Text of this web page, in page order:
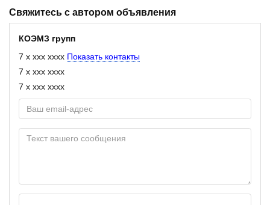
Свяжитесь с автором объявления
КОЭМЗ групп
7 x xxx xxxx Показать контакты
7 x xxx xxxx
7 x xxx xxxx